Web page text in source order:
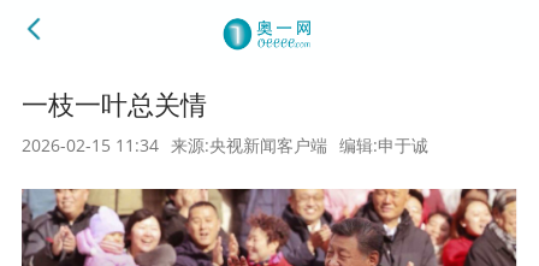
一枝一叶总关情
2026-02-15 11:34 来源:央视新闻客户端 编辑:申于诚